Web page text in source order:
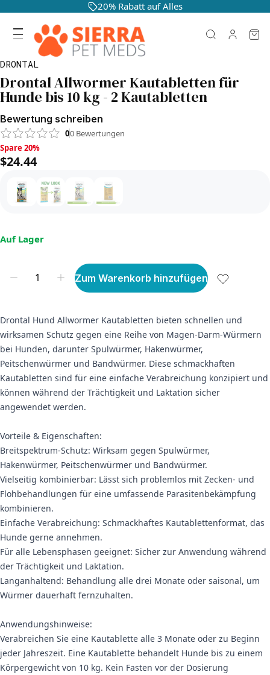
20% Rabatt auf Alles
DRONTAL
Drontal Allwormer Kautabletten für
Hunde bis 10 kg - 2 Kautabletten
Bewertung schreiben
00 Bewertungen
Spare 20%, $24.44
Spare 20%
$24.44
Auf Lager
Zum Warenkorb hinzufügen
Drontal Hund Allwormer Kautabletten bieten schnellen und
wirksamen Schutz gegen eine Reihe von Magen-Darm-Würmern
bei Hunden, darunter Spulwürmer, Hakenwürmer,
Peitschenwürmer und Bandwürmer. Diese schmackhaften
Kautabletten sind für eine einfache Verabreichung konzipiert und
können während der Trächtigkeit und Laktation sicher
angewendet werden.
Vorteile & Eigenschaften:
Breitspektrum-Schutz: Wirksam gegen Spulwürmer,
Hakenwürmer, Peitschenwürmer und Bandwürmer.
Vielseitig kombinierbar: Lässt sich problemlos mit Zecken- und
Flohbehandlungen für eine umfassende Parasitenbekämpfung
kombinieren.
Einfache Verabreichung: Schmackhaftes Kautablettenformat, das
Hunde gerne annehmen.
Für alle Lebensphasen geeignet: Sicher zur Anwendung während
der Trächtigkeit und Laktation.
Langanhaltend: Behandlung alle drei Monate oder saisonal, um
Würmer dauerhaft fernzuhalten.
Anwendungshinweise:
Verabreichen Sie eine Kautablette alle 3 Monate oder zu Beginn
jeder Jahreszeit. Eine Kautablette behandelt Hunde bis zu einem
Körpergewicht von 10 kg. Kein Fasten vor der Dosierung